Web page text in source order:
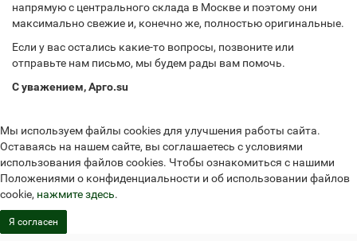
напрямую с центрального склада в Москве и поэтому они
максимально свежие и, конечно же, полностью оригинальные.
Если у вас остались какие-то вопросы, позвоните или
отправьте нам письмо, мы будем рады вам помочь.
С уважением, Арго.su
Мы используем файлы cookies для улучшения работы сайта.
Оставаясь на нашем сайте, вы соглашаетесь с условиями
использования файлов cookies. Чтобы ознакомиться с нашими
Положениями о конфиденциальности и об использовании файлов
cookie, нажмите здесь.
Я согласен